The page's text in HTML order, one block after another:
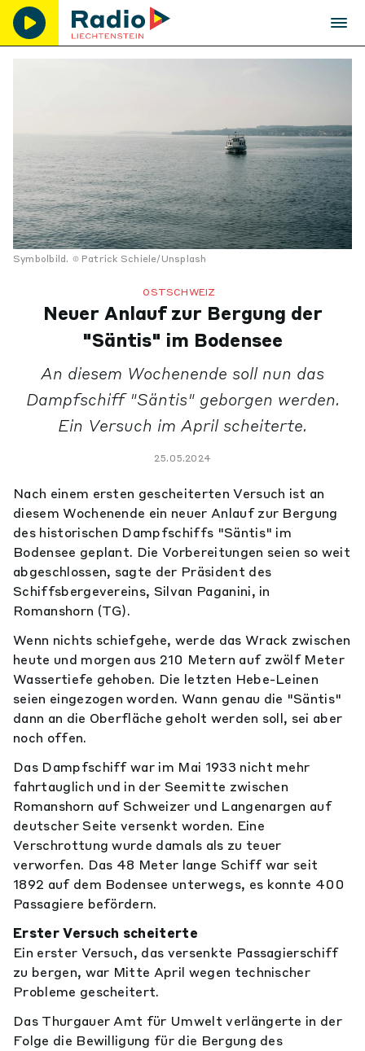
Symbolbild. Patrick Schiele/Unsplash
OSTSCHWEIZ
Neuer Anlauf zur Bergung der
"Säntis" im Bodensee
An diesem Wochenende soll nun das
Dampfschiff "Säntis" geborgen werden.
Ein Versuch im April scheiterte.
25.05.2024
Nach einem ersten gescheiterten Versuch ist an
diesem Wochenende ein neuer Anlauf zur Bergung
des historischen Dampfschiffs "Säntis" im
Bodensee geplant. Die Vorbereitungen seien so weit
abgeschlossen, sagte der Präsident des
Schiffsbergevereins, Silvan Paganini, in
Romanshorn (TG).
Wenn nichts schiefgehe, werde das Wrack zwischen
heute und morgen aus 210 Metern auf zwölf Meter
Wassertiefe gehoben. Die letzten Hebe-Leinen
seien eingezogen worden. Wann genau die "Säntis"
dann an die Oberfläche geholt werden soll, sei aber
noch offen.
Das Dampfschiff war im Mai 1933 nicht mehr
fahrtauglich und in der Seemitte zwischen
Romanshorn auf Schweizer und Langenargen auf
deutscher Seite versenkt worden. Eine
Verschrottung wurde damals als zu teuer
verworfen. Das 48 Meter lange Schiff war seit
1892 auf dem Bodensee unterwegs, es konnte 400
Passagiere befördern.
Erster Versuch scheiterte
Ein erster Versuch, das versenkte Passagierschiff
zu bergen, war Mitte April wegen technischer
Probleme gescheitert.
Das Thurgauer Amt für Umwelt verlängerte in der
Folge die Bewilligung für die Bergung des